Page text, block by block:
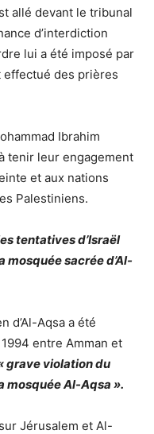
allé devant le tribunal
d’interdiction
lui a été imposé par
effectué des prières
Ibrahim
tenir leur engagement
et aux nations
Palestiniens.
tentatives d’Israël
mosquée sacrée d’Al-
d’Al-Aqsa a été
entre Amman et
grave violation du
mosquée Al-Aqsa ».
Jérusalem et Al-